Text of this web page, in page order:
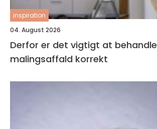
inspiration
04. August 2026
Derfor er det vigtigt at behandle
malingsaffald korrekt